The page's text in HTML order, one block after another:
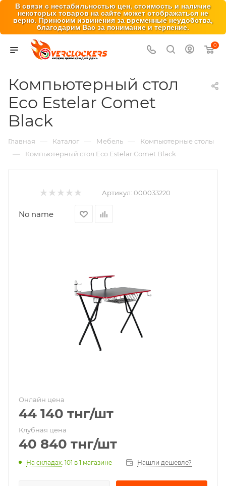
В связи с нестабильностью цен, стоимость и наличие
некоторых товаров на сайте может отображаться не
верно. Приносим извинения за временные неудобства,
благодарим Вас за понимание и терпение.
0
Компьютерный стол
Eco Estelar Cоmet
Black
Главная — Каталог — Мебель — Компьютерные столы
— Компьютерный стол Eco Estelar Cоmet Black
Артикул: 000033220
No name
Онлайн цена
44 140 тнг/шт
Клубная цена
40 840 тнг/шт
На складах: 101 в 1 магазине Нашли дешевле?